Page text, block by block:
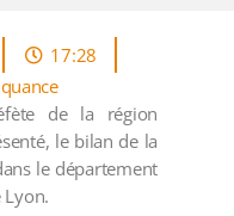
17:28
de la région
le bilan de la
le département